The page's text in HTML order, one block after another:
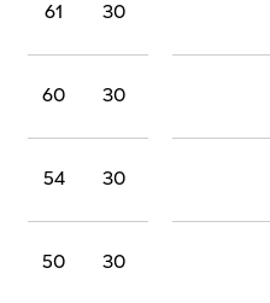
30
61
30
60
30
54
30
50